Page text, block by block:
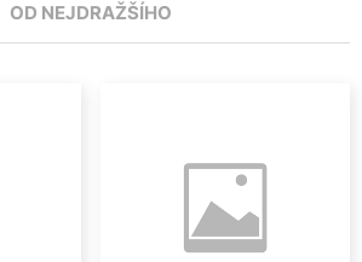
OD NEJDRAŽŠÍHO